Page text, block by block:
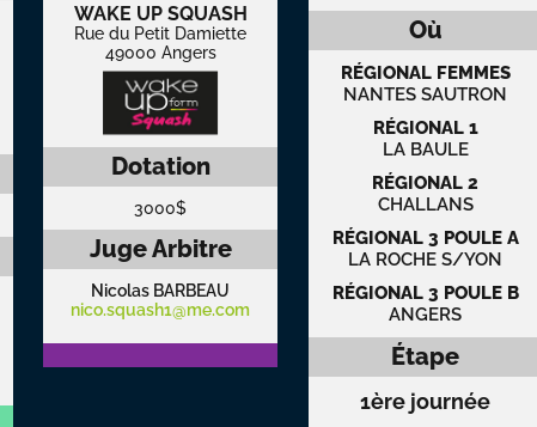
WAKE UP SQUASH
Rue du Petit Damiette
49000 Angers
Dotation
3000$
Juge Arbitre
Nicolas BARBEAU
nico.squash1@me.com
Où
RÉGIONAL FEMMES
NANTES SAUTRON
RÉGIONAL 1
LA BAULE
RÉGIONAL 2
CHALLANS
RÉGIONAL 3 POULE A
LA ROCHE S/YON
RÉGIONAL 3 POULE B
ANGERS
Étape
1ère journée